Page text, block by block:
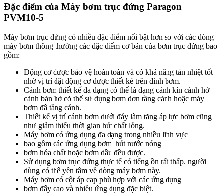
Đặc điểm của Máy bơm trục đứng Paragon
PVM10-5
Máy bơm trục đứng có nhiều đặc điểm nổi bật hơn so với các dòng
máy bơm thông thường các đặc điểm cơ bản của bơm trục đứng bao
gồm:
Động cơ được bảo vệ hoàn toàn và có khả năng tản nhiệt tốt
nhờ vị trí đặt động cơ được thiết ké trên đỉnh bơm.
Cánh bơm thiết kế đa dạng có thể là dạng cánh kín cánh hở
cánh bán hở có thể sử dụng bơm đơn tầng cánh hoặc máy
bơm đâ tầng cánh.
Thiết kế vị trí cánh bơm dưới đáy làm tăng áp lực bơm cũng
như giảm thiếu thời gian hút chất lỏng.
Máy bơm có ứng dụng đa dạng trong nhiều lĩnh vực
bao gồm các ứng dụng bơm hút nước nóng
bơm hóa chất hoặc bơm dầu đều được.
Sử dụng bơm trục đứng thực tế có tiếng ồn rất thấp. người
dùng có thể yên tâm về dòng máy bơm này.
Máy bơm có cột áp cap phù hợp với các ứng dụng
bơm đẩy cao và nhiều ứng dụng đặc biệt.